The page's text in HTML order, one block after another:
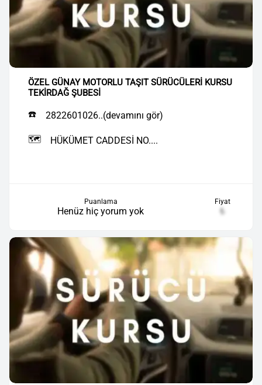
ÖZEL GÜNAY MOTORLU TAŞIT SÜRÜCÜLERİ KURSU
TEKİRDAĞ ŞUBESİ
☎️ 2822601026..(devamını gör)
🗺️ HÜKÜMET CADDESİ NO....
Puanlama
Henüz hiç yorum yok
Fiyat
₺